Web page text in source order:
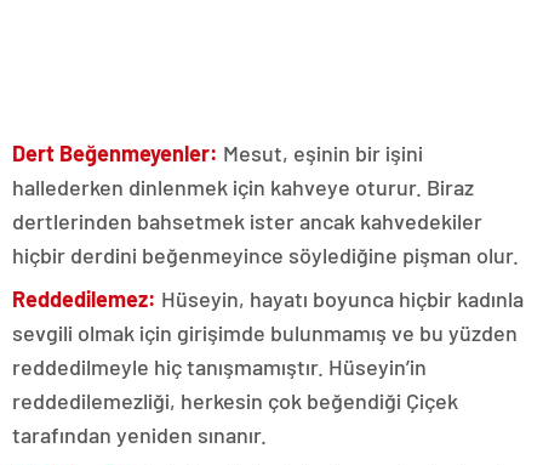
Dert Beğenmeyenler: Mesut, eşinin bir işini
hallederken dinlenmek için kahveye oturur. Biraz
dertlerinden bahsetmek ister ancak kahvedekiler
hiçbir derdini beğenmeyince söylediğine pişman olur.
Reddedilemez: Hüseyin, hayatı boyunca hiçbir kadınla
sevgili olmak için girişimde bulunmamış ve bu yüzden
reddedilmeyle hiç tanışmamıştır. Hüseyin’in
reddedilemezliği, herkesin çok beğendiği Çiçek
tarafından yeniden sınanır.